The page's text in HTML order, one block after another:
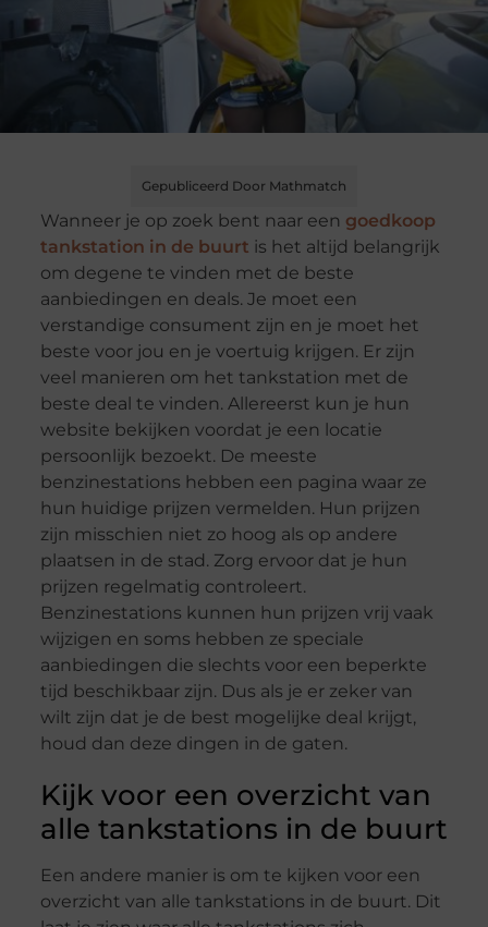
Gepubliceerd Door Mathmatch
Wanneer je op zoek bent naar een goedkoop
tankstation in de buurt is het altijd belangrijk
om degene te vinden met de beste
aanbiedingen en deals. Je moet een
verstandige consument zijn en je moet het
beste voor jou en je voertuig krijgen. Er zijn
veel manieren om het tankstation met de
beste deal te vinden. Allereerst kun je hun
website bekijken voordat je een locatie
persoonlijk bezoekt. De meeste
benzinestations hebben een pagina waar ze
hun huidige prijzen vermelden. Hun prijzen
zijn misschien niet zo hoog als op andere
plaatsen in de stad. Zorg ervoor dat je hun
prijzen regelmatig controleert.
Benzinestations kunnen hun prijzen vrij vaak
wijzigen en soms hebben ze speciale
aanbiedingen die slechts voor een beperkte
tijd beschikbaar zijn. Dus als je er zeker van
wilt zijn dat je de best mogelijke deal krijgt,
houd dan deze dingen in de gaten.
Kijk voor een overzicht van
alle tankstations in de buurt
Een andere manier is om te kijken voor een
overzicht van alle tankstations in de buurt. Dit